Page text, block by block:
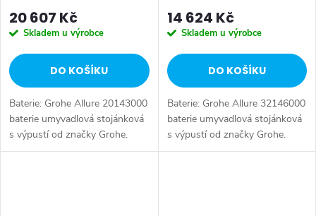
20 607 Kč
Skladem u výrobce
DO KOŠÍKU
Baterie: Grohe Allure 20143000
baterie umyvadlová stojánková
s výpustí od značky Grohe.
Série: Allure. Typ baterie:
14 624 Kč
Skladem u výrobce
DO KOŠÍKU
Baterie: Grohe Allure 32146000
baterie umyvadlová stojánková
s výpustí od značky Grohe.
Série: Allure. Typ baterie: